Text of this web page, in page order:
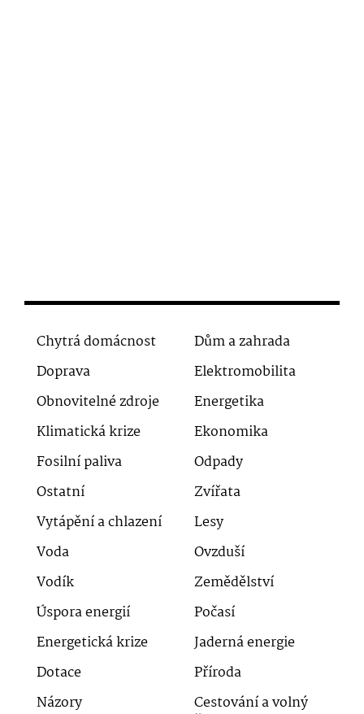
Chytrá domácnost
Dům a zahrada
Doprava
Elektromobilita
Obnovitelné zdroje
Energetika
Klimatická krize
Ekonomika
Fosilní paliva
Odpady
Ostatní
Zvířata
Vytápění a chlazení
Lesy
Voda
Ovzduší
Vodík
Zemědělství
Úspora energií
Počasí
Energetická krize
Jaderná energie
Dotace
Příroda
Názory
Cestování a volný